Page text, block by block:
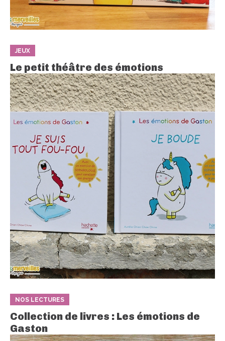
JEUX
Le petit théâtre des émotions
NOS LECTURES
Collection de livres : Les émotions de
Gaston